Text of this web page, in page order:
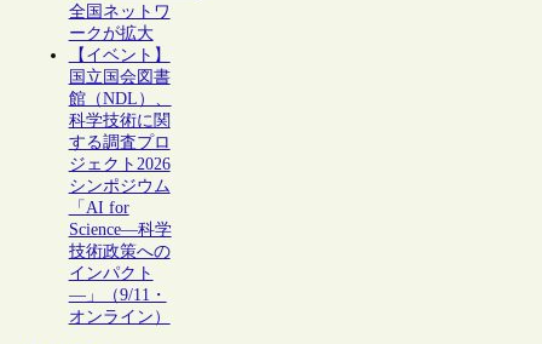
全国ネットワ
ークが拡大
【イベント】
国立国会図書
館（NDL）、
科学技術に関
する調査プロ
ジェクト2026
シンポジウム
「AI for
Science―科学
技術政策への
インパクト
―」（9/11・
オンライン）